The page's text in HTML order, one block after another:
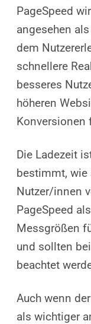
PageSpeed
angesehen
dem
schnellere
besseres
höheren
Konversionen
Die Ladezeit
bestimmt, wie
Nutzer/innen
PageSpeed
Messgrößen
und sollten
beachtet
Auch wenn
als wichtiger